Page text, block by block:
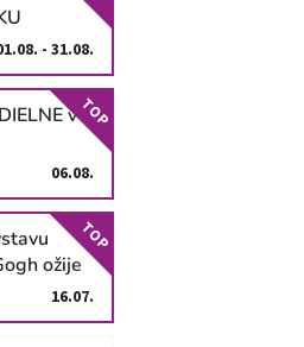
- 31.08.
v
06.08.
TOP
ožije
šou!16.07.
TOP